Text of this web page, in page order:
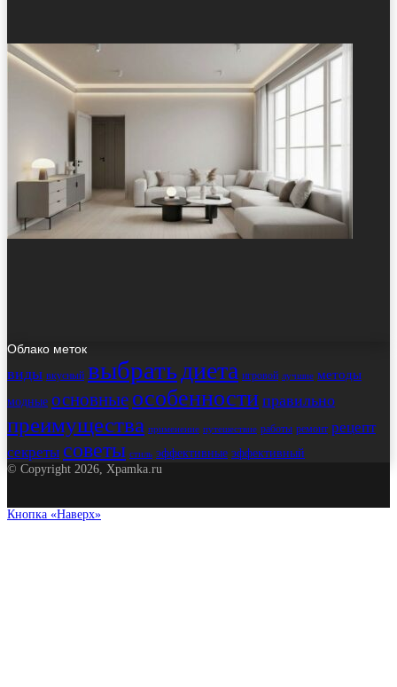
Облако меток
виды вкусный выбратьдиета игровой лучшие методы
модные основные особенности правильно
преимущества применение путешествие работы ремонт рецепт
секреты советы стиль эффективные эффективный
© Copyright 2026, Xpamka.ru
Кнопка «Наверх»